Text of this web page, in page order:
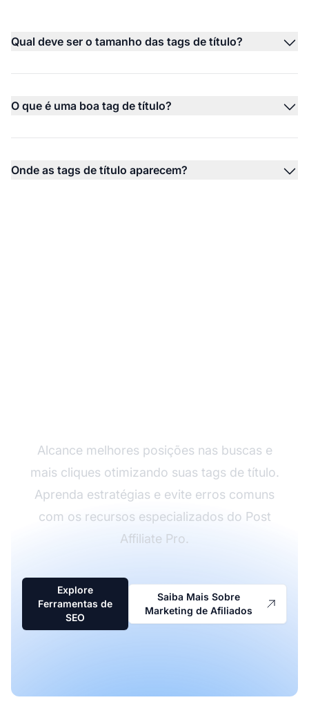
Qual deve ser o tamanho das tags de título?
O que é uma boa tag de título?
Onde as tags de título aparecem?
Alcance melhores posições nas buscas e
mais cliques otimizando suas tags de título.
Aprenda estratégias e evite erros comuns
com os recursos especializados do Post
Affiliate Pro.
Explore
Ferramentas de
SEO
Saiba Mais Sobre
Marketing de Afiliados